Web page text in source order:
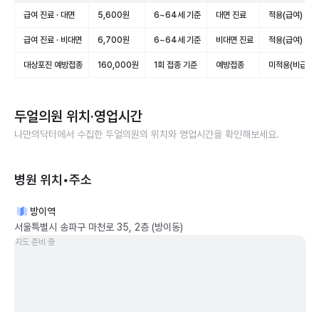
급여 진료 · 대면 5,600원 6~64세 기준 대면 진료 적용(급여)
급여 진료 · 비대면 6,700원 6~64세 기준 비대면 진료 적용(급여)
대상포진 예방접종 160,000원 1회 접종 기준 예방접종 미적용(비급여)
두얼의원 위치·영업시간
나만의닥터에서 수집한 두얼의원의 위치와 영업시간을 확인해보세요.
병원 위치•주소
방이역
서울특별시 송파구 마천로 35, 2층 (방이동)
지도 준비 중